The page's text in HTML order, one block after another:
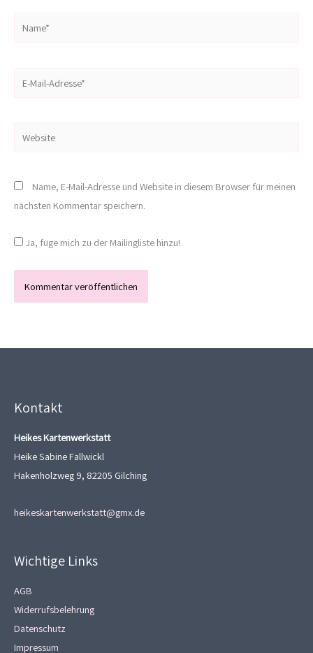
Website
Name, E-Mail-Adresse und Website in diesem Browser für meinen
nächsten Kommentar speichern.
Ja, füge mich zu der Mailingliste hinzu!
Kontakt
Heikes Kartenwerkstatt
Heike Sabine Fallwickl
Hakenholzweg 9, 82205 Gilching
heikeskartenwerkstatt@gmx.de
Wichtige Links
AGB
Widerrufsbelehrung
Datenschutz
Impressum